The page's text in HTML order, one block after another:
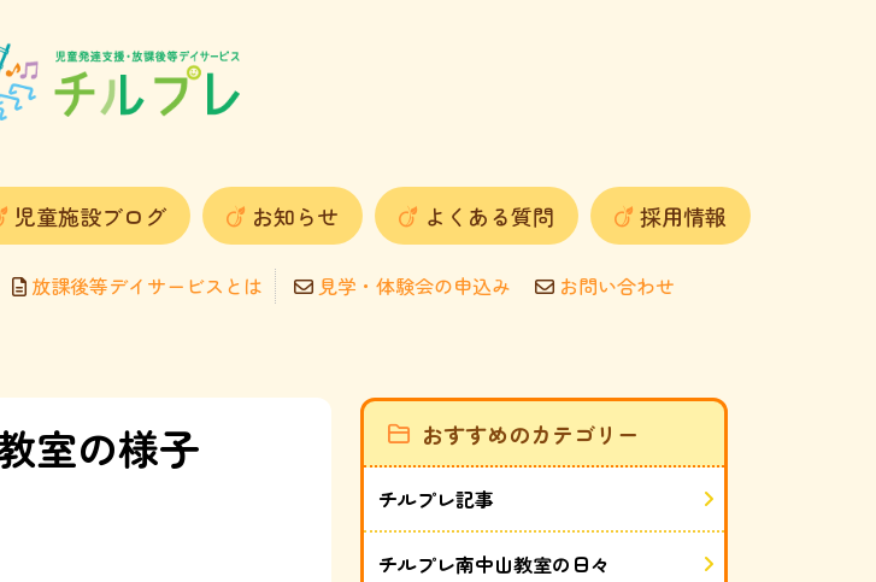
児童施設ブログ お知らせ よくある質問 採用情報
放課後等デイサービスとは 見学・体験会の申込み お問い合わせ
室の様子 おすすめのカテゴリー
チルプレ記事
チルプレ南中山教室の日々